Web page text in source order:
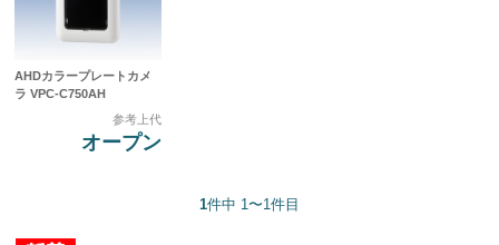
AHDカラープレートカメ
ラ VPC-C750AH
参考上代
オープン
1件中 1〜1件目